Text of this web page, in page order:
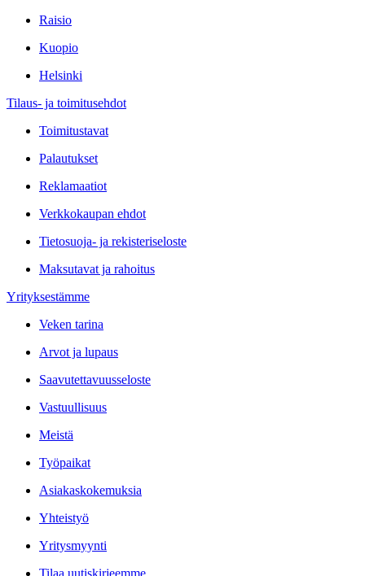
Raisio
Kuopio
Helsinki
Tilaus- ja toimitusehdot
Toimitustavat
Palautukset
Reklamaatiot
Verkkokaupan ehdot
Tietosuoja- ja rekisteriseloste
Maksutavat ja rahoitus
Yrityksestämme
Veken tarina
Arvot ja lupaus
Saavutettavuusseloste
Vastuullisuus
Meistä
Työpaikat
Asiakaskokemuksia
Yhteistyö
Yritysmyynti
Tilaa uutiskirjeemme